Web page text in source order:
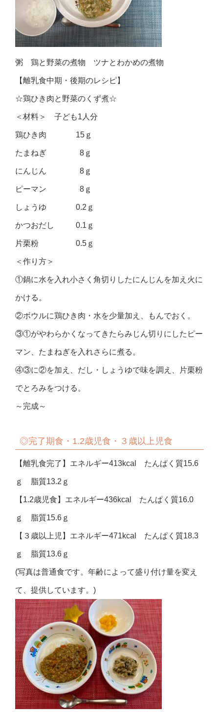
粥 鶏と野菜の煮物 ツナとわかめの煮物
【離乳食中期・後期のレシピ】
☆鶏ひき肉と野菜のくず煮☆
＜材料＞ 子ども1人分
鶏ひき肉 15ｇ
たまねぎ 8ｇ
にんじん 8ｇ
ピーマン 8ｇ
しょうゆ 0.2ｇ
かつおだし 0.1ｇ
片栗粉 0.5ｇ
＜作り方＞
①鍋に水を入れ小さく角切りしたにんじんを加え火に
かける。
②ボウルに鶏ひき肉・水を少量加え、もんでおく。
③①がやわらかくなってきたらみじん切りにしたピー
マン、たまねぎを入れさらに煮る。
④③に②を加え、だし・しょうゆで味を調え、片栗粉
でとろみをつける。
～完成～
◎完了期食・1.2歳児食・３歳以上児食
【離乳食完了】エネルギー413kcal たんぱく質15.6
ｇ 脂質13.2ｇ
【1.2歳児食】エネルギー436kcal たんぱく質16.0
ｇ 脂質15.6ｇ
【３歳以上児】エネルギー471kcal たんぱく質18.3
ｇ 脂質13.6ｇ
(写真は普通食です。年齢によって盛り付け量を変え
て、提供しています。)